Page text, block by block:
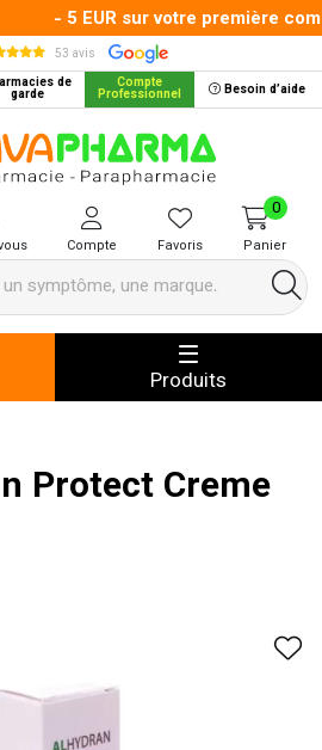
- 5 EUR sur votre première
53 avis
de
garde
Compte
Professionnel Besoin d’aide
MVA Pharma Votre pharmacie
Compte Favoris Panier
0
Produits
Protect Creme